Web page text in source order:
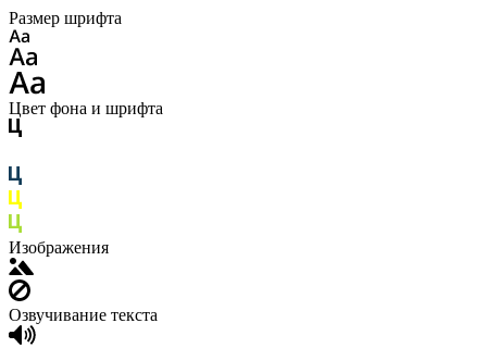
Размер шрифта
Цвет фона и шрифта
Изображения
Озвучивание текста